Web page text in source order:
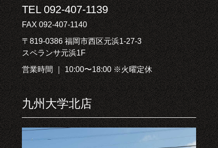
TEL 092-407-1139
FAX 092-407-1140
〒819-0386 福岡市西区元浜1-27-3
スペランサ元浜1F
営業時間 ｜ 10:00〜18:00 ※火曜定休
九州大学北店